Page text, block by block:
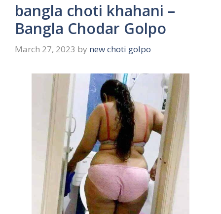
bangla choti khahani –
Bangla Chodar Golpo
March 27, 2023 by new choti golpo